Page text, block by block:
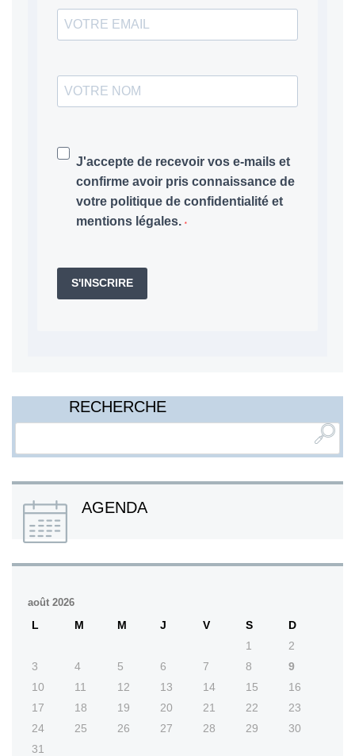
J'accepte de recevoir vos e-mails et
confirme avoir pris connaissance de
votre politique de confidentialité et
mentions légales.
S'INSCRIRE
RECHERCHE
AGENDA
août 2026
L M M J V S
D
1
2
3
4 5 6 7 8
9
10
11 12 13 14 15
16
17
18 19 20 21 22
23
24
25 26 27 28 29
30
31